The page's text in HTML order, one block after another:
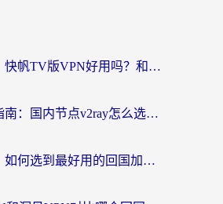
海外党必看：快帆TV版VPN好用吗？和快游VPN对比哪个回国效果更好？附实用避坑指南
海外党无忧指南：国内节点v2ray怎么选？一键回国VPN+多场景实测帮你避坑
海外党必看：如何选到最好用的回国加速器？从节点到售后的全维度指南